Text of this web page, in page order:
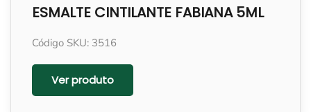
ESMALTE CINTILANTE FABIANA 5ML
Código SKU: 3516
Ver produto